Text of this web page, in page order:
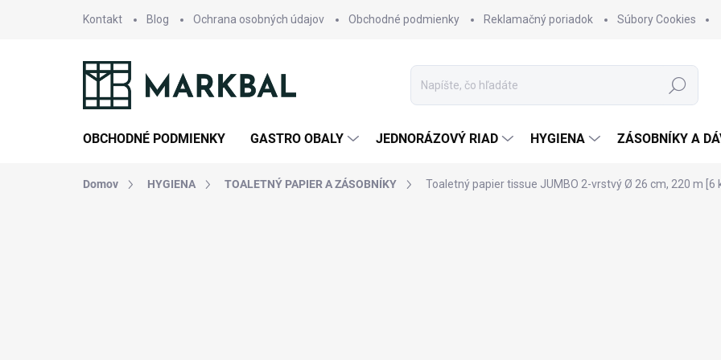
Kontakt Blog Ochrana osobných údajov Obchodné podmienky Reklamačný poriadok Súbory Cookies
Hľadať
OBCHODNÉ PODMIENKY GASTRO OBALY JEDNORÁZOVÝ RIAD HYGIENA ZÁSOBNÍKY A
Domov HYGIENA TOALETNÝ PAPIER A ZÁSOBNÍKY Toaletný papier tissue JUMBO 2-vrstvý Ø 26 cm, 220 m [6